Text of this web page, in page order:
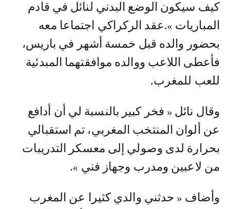
كيف سيكون الوضع البدني لنائل في قادم
المباريات ».عقد الركراكي اجتماعا معه
بحضور والده قبل خمسة أشهر في باريس،
فأعطى اللاعب ووالده موافقتهما المبدئية
للعب للمغرب.
وقال نائل « فخر كبير بالنسبة لي أن أدافع
عن ألوان المنتخب المغربي، تم استقبالي
بحرارة لدى وصولي إلى معسكر التدريبات
من لاعبين ومدرب وجهاز فني ».
وأضاف « حدثني والدي كثيرا عن المغرب